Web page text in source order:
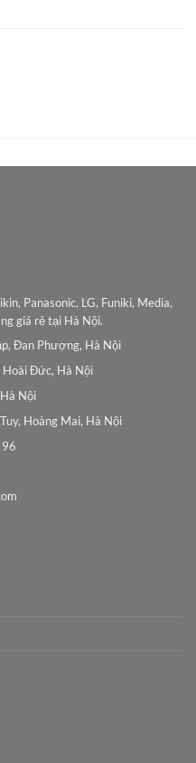
Panasonic, LG, Funiki, Media,
giá rẻ tại Hà Nội.
Đan Phượng, Hà Nội
Hoài Đức, Hà Nội
Nội
Hoàng Mai, Hà Nội